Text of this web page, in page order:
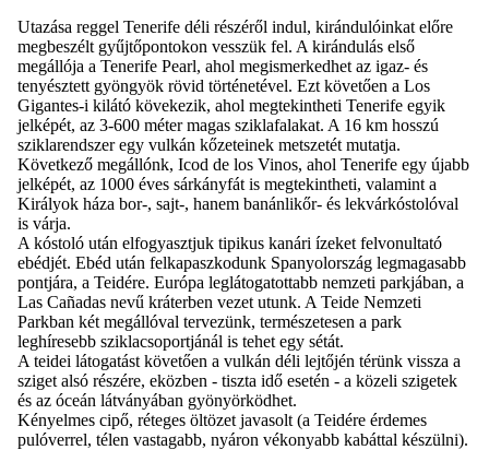
Utazása reggel Tenerife déli részéről indul, kirándulóinkat előre
megbeszélt gyűjtőpontokon vesszük fel. A kirándulás első
megállója a Tenerife Pearl, ahol megismerkedhet az igaz- és
tenyésztett gyöngyök rövid történetével. Ezt követően a Los
Gigantes-i kilátó kövekezik, ahol megtekintheti Tenerife egyik
jelképét, az 3-600 méter magas sziklafalakat. A 16 km hosszú
sziklarendszer egy vulkán kőzeteinek metszetét mutatja.
Következő megállónk, Icod de los Vinos, ahol Tenerife egy újabb
jelképét, az 1000 éves sárkányfát is megtekintheti, valamint a
Királyok háza bor-, sajt-, hanem banánlikőr- és lekvárkóstolóval
is várja.
A kóstoló után elfogyasztjuk tipikus kanári ízeket felvonultató
ebédjét. Ebéd után felkapaszkodunk Spanyolország legmagasabb
pontjára, a Teidére. Európa leglátogatottabb nemzeti parkjában, a
Las Cañadas nevű kráterben vezet utunk. A Teide Nemzeti
Parkban két megállóval tervezünk, természetesen a park
leghíresebb sziklacsoportjánál is tehet egy sétát.
A teidei látogatást követően a vulkán déli lejtőjén térünk vissza a
sziget alsó részére, eközben - tiszta idő esetén - a közeli szigetek
és az óceán látványában gyönyörködhet.
Kényelmes cipő, réteges öltözet javasolt (a Teidére érdemes
pulóverrel, télen vastagabb, nyáron vékonyabb kabáttal készülni).